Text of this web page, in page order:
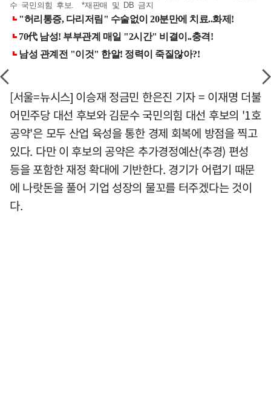
수 국민의힘 후보. *재판매 및 DB 금지
[서울=뉴시스] 이승재 정금민 한은진 기자 = 이재명 더불
어민주당 대선 후보와 김문수 국민의힘 대선 후보의 '1호
공약'은 모두 산업 육성을 통한 경제 회복에 방점을 찍고
있다. 다만 이 후보의 공약은 추가경정예산(추경) 편성
등을 포함한 재정 확대에 기반한다. 경기가 어렵기 때문
에 나랏돈을 풀어 기업 성장의 물꼬를 터주겠다는 것이
다.